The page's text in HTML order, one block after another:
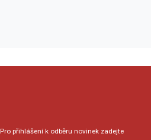
Pro přihlášení k odběru novinek zadejte